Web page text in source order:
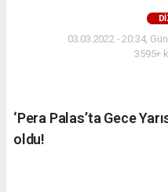
03.03.2022 - 20:34,
3595+
‘Pera Palas’ta Gece
oldu!